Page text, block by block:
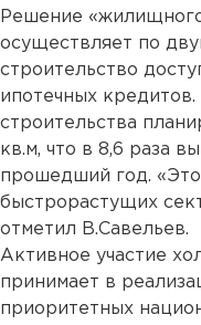
Решение
осуществляет по
строительство
ипотечных
строительства
кв.м, что в 8,6 раза
прошедший год.
быстрорастущих
отметил В.Савельев.
Активное участие
принимает в
приоритетных